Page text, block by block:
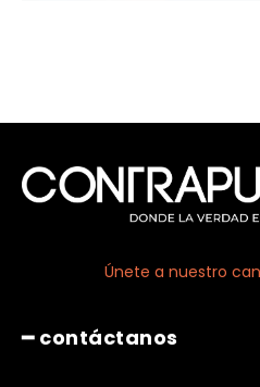
Únete a nuestro
━ contáctanos